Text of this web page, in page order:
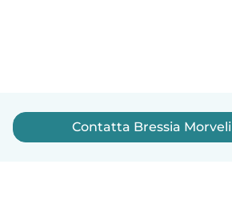
Contatta Bressia Morveli